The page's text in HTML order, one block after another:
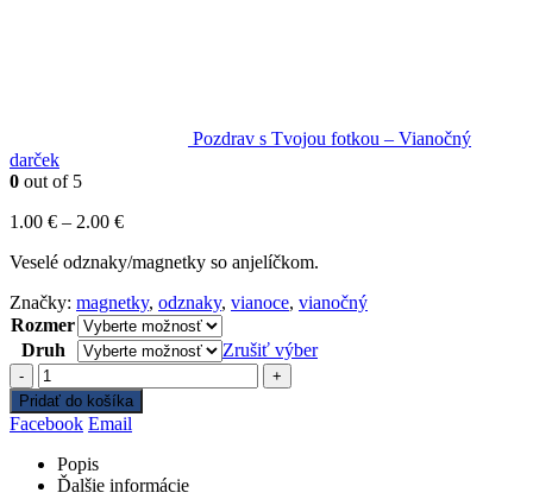
Pozdrav s Tvojou fotkou – Vianočný
darček
0 out of 5
1.00 € – 2.00 €Cena
1.00 €
2.00 €
Veselé odznaky/magnetky so anjelíčkom.
Značky: magnetky, odznaky, vianoce, vianočný
Rozmer
Druh
Zrušiť výber
-
+
Pridať do košíka
Facebook Email
Popis
Ďalšie informácie